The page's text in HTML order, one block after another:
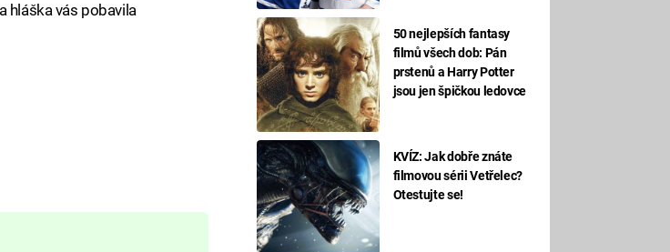
50 nejlepších fantasy
filmů všech dob: Pán
prstenů a Harry Potter
jsou jen špičkou ledovce
KVÍZ: Jak dobře znáte
filmovou sérii Vetřelec?
Otestujte se!
hláška vás pobavila